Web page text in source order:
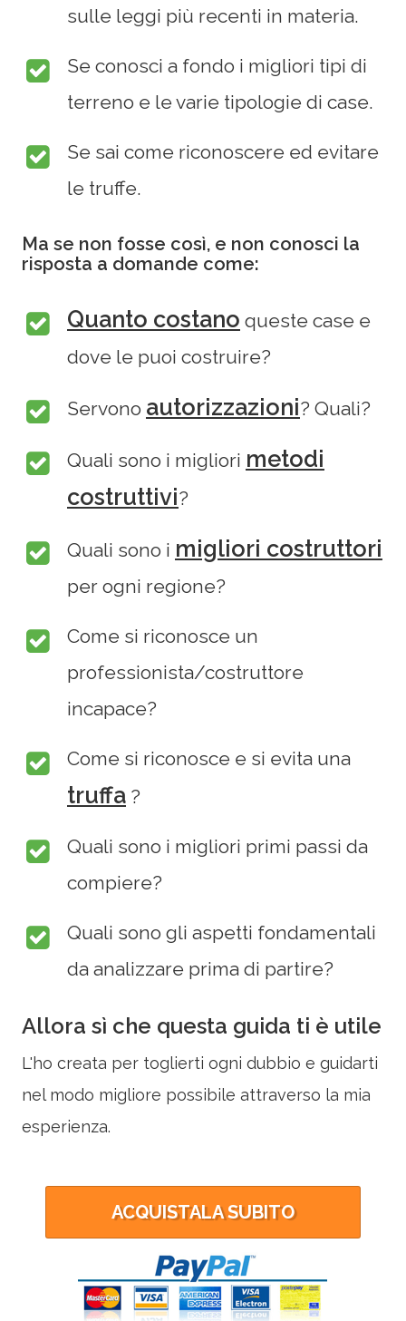
sulle leggi più recenti in materia.
Se conosci a fondo i migliori tipi di
terreno e le varie tipologie di case.
Se sai come riconoscere ed evitare
le truffe.
Ma se non fosse così, e non conosci la
risposta a domande come:
Quanto costano queste case e
dove le puoi costruire?
Servono autorizzazioni? Quali?
Quali sono i migliori metodi
costruttivi?
Quali sono i migliori costruttori
per ogni regione?
Come si riconosce un
professionista/costruttore
incapace?
Come si riconosce e si evita una
truffa ?
Quali sono i migliori primi passi da
compiere?
Quali sono gli aspetti fondamentali
da analizzare prima di partire?
Allora sì che questa guida ti è utile
L'ho creata per toglierti ogni dubbio e guidarti
nel modo migliore possibile attraverso la mia
esperienza.
ACQUISTALA SUBITO